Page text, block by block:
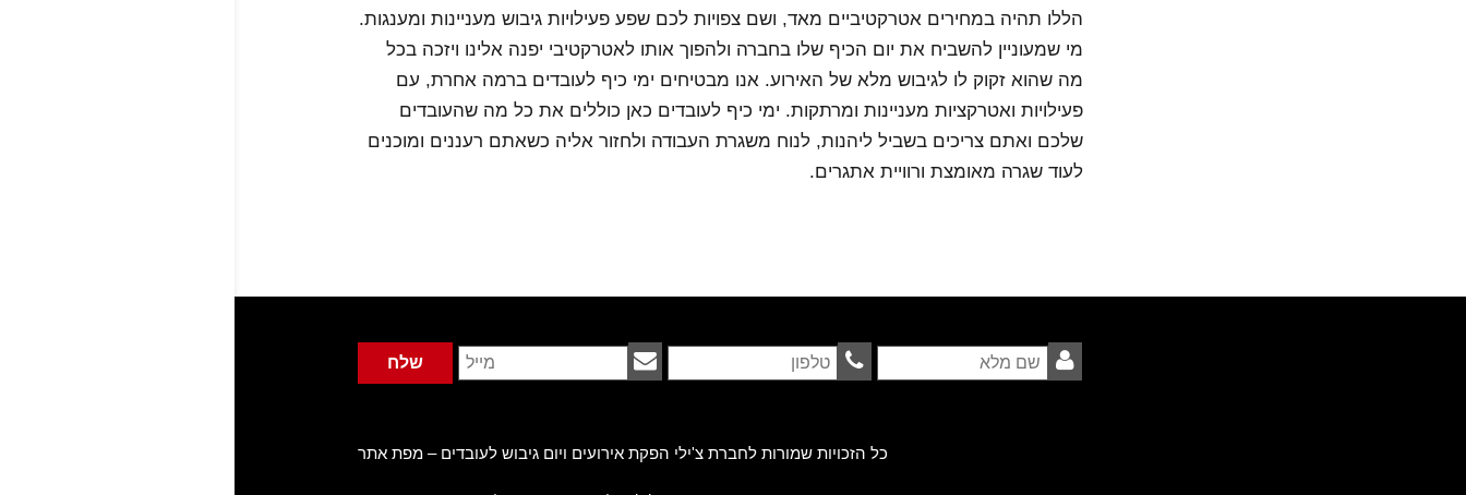
הללו תהיה במחירים אטרקטיביים מאד, ושם צפויות לכם שפע פעילויות גיבוש מעניינות ומענגות.
מי שמעוניין להשביח את יום הכיף שלו בחברה ולהפוך אותו לאטרקטיבי יפנה אלינו ויזכה בכל
מה שהוא זקוק לו לגיבוש מלא של האירוע. אנו מבטיחים ימי כיף לעובדים ברמה אחרת, עם
פעילויות ואטרקציות מעניינות ומרתקות. ימי כיף לעובדים כאן כוללים את כל מה שהעובדים
שלכם ואתם צריכים בשביל ליהנות, לנוח משגרת העבודה ולחזור אליה כשאתם רעננים ומוכנים
לעוד שגרה מאומצת ורוויית אתגרים.
כל הזכויות שמורות לחברת צ'ילי הפקת אירועים ויום גיבוש לעובדים –מפת אתר